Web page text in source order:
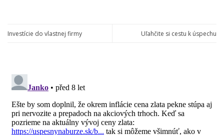
Investície do vlastnej firmy Uľahčite si cestu k úspechu